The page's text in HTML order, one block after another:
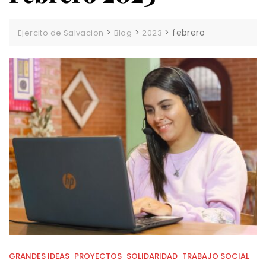
Ejercito de Salvacion > Blog > 2023 > febrero
GRANDES IDEAS PROYECTOS SOLIDARIDAD TRABAJO SOCIAL